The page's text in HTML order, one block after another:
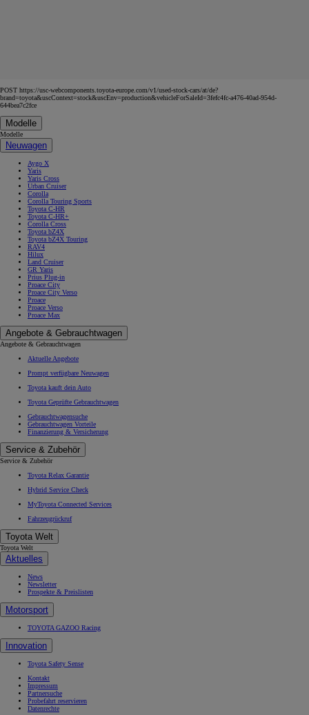
POST https://usc-webcomponents.toyota-europe.com/v1/used-stock-cars/at/de?
brand=toyota&uscContext=stock&uscEnv=production&vehicleForSaleId=3fefc4fc-a476-40ad-954d-
644bea7c2fce
Modelle
Modelle
Neuwagen
Aygo X
Yaris
Yaris Cross
Urban Cruiser
Corolla
Corolla Touring Sports
Toyota C-HR
Toyota C-HR+
Corolla Cross
Toyota bZ4X
Toyota bZ4X Touring
RAV4
Hilux
Land Cruiser
GR Yaris
Prius Plug-in
Proace City
Proace City Verso
Proace
Proace Verso
Proace Max
Angebote & Gebrauchtwagen
Angebote & Gebrauchtwagen
Aktuelle Angebote
Prompt verfügbare Neuwagen
Toyota kauft dein Auto
Toyota Geprüfte Gebrauchtwagen
Gebrauchtwagensuche
Gebrauchtwagen Vorteile
Finanzierung & Versicherung
Service & Zubehör
Service & Zubehör
Toyota Relax Garantie
Hybrid Service Check
MyToyota Connected Services
Fahrzeugrückruf
Toyota Welt
Toyota Welt
Aktuelles
News
Newsletter
Prospekte & Preislisten
Motorsport
TOYOTA GAZOO Racing
Innovation
Toyota Safety Sense
Kontakt
Impressum
Partnersuche
Probefahrt reservieren
Datenrechte